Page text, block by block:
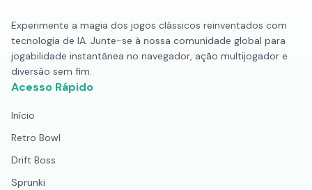
Experimente a magia dos jogos clássicos reinventados com
tecnologia de IA. Junte-se à nossa comunidade global para
jogabilidade instantânea no navegador, ação multijogador e
diversão sem fim.
Acesso Rápido
Início
Retro Bowl
Drift Boss
Sprunki